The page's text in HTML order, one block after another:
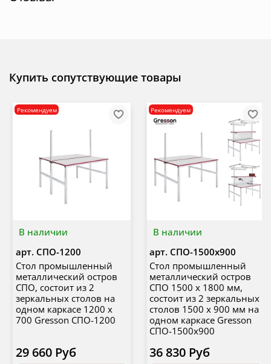
Купить сопутствующие товары
В наличии
Рекомендуем
арт. СПО-1200
Стол промышленный
металлический остров
СПО, состоит из 2
зеркальных столов на
одном каркасе 1200 х
700 Gresson СПО-1200
29 660 Руб
В наличии
Рекомендуем
арт. СПО-1500х900
Стол промышленный
металлический остров
СПО 1500 х 1800 мм,
состоит из 2 зеркальных
столов 1500 х 900 мм на
одном каркасе Gresson
СПО-1500х900
36 830 Руб